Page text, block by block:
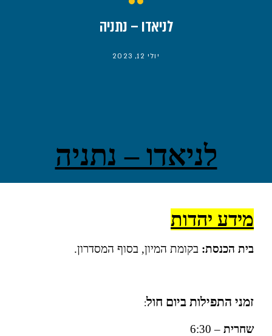
לניאדו – נתניה
יולי 12, 2023
לניאדו – נתניה
מידע יהדות
בית הכנסת:בקומת המיון, בסוף המסדרון.
זמני התפילות ביום חול:
שחרית– 6:30